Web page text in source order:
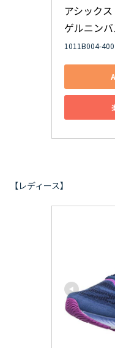
アシック
ゲルニン
1011B004-400
【レディース】